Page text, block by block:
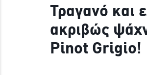
Τραγανό και
ακριβώς
Pinot Grigio!